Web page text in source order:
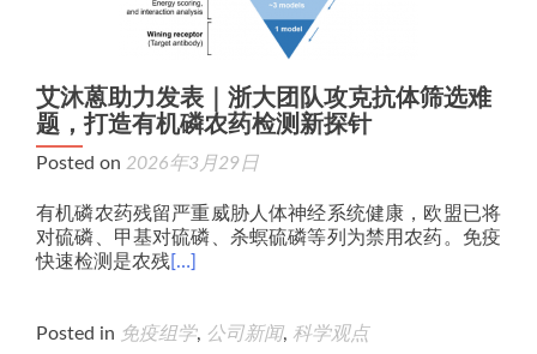
艾沐蒽助力发表｜浙大团队攻克抗体筛选难
题，打造有机磷农药检测新探针
Posted on 2026年3月29日
有机磷农药残留严重威胁人体神经系统健康，欧盟已将
对硫磷、甲基对硫磷、杀螟硫磷等列为禁用农药。免疫
快速检测是农残[…]
Posted in 免疫组学, 公司新闻, 科学观点